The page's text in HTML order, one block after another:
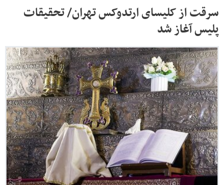
سرقت از کلیسای ارتدوکس تهران/ تحقیقات
پلیس آغاز شد